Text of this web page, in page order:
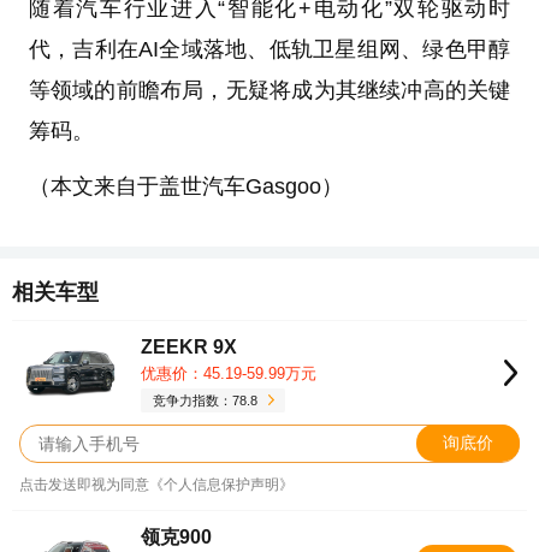
随着汽车行业进入“智能化+电动化”双轮驱动时
代，吉利在AI全域落地、低轨卫星组网、绿色甲醇
等领域的前瞻布局，无疑将成为其继续冲高的关键
筹码。
（本文来自于盖世汽车Gasgoo）
相关车型
ZEEKR 9X
优惠价：45.19-59.99万元
竞争力指数：78.8
询底价
点击发送即视为同意《个人信息保护声明》
领克900